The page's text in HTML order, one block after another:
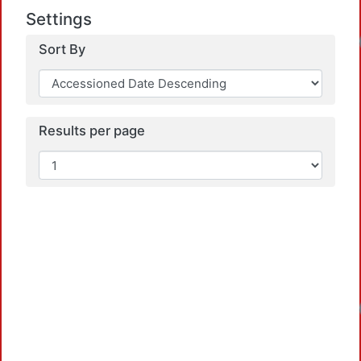
Settings
Sort By
Results per page